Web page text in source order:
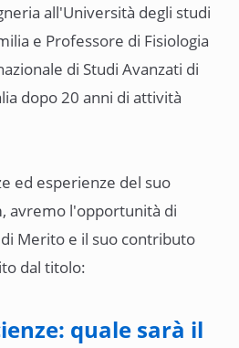
all'Università degli studi
e Professore di Fisiologia
di Studi Avanzati di
dopo 20 anni di attività
ed esperienze del suo
avremo l'opportunità di
Merito e il suo contributo
dal titolo:
quale sarà il